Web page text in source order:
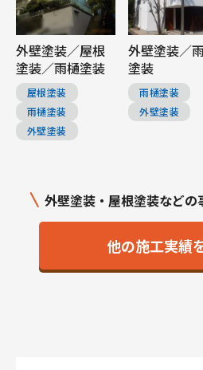
外壁塗装／屋根
塗装／雨樋塗装
屋根塗装
雨樋塗装
外壁塗装
外壁塗装／
塗装
雨樋塗装
外壁塗装
外壁塗装・屋根塗装などの
他の施工実績